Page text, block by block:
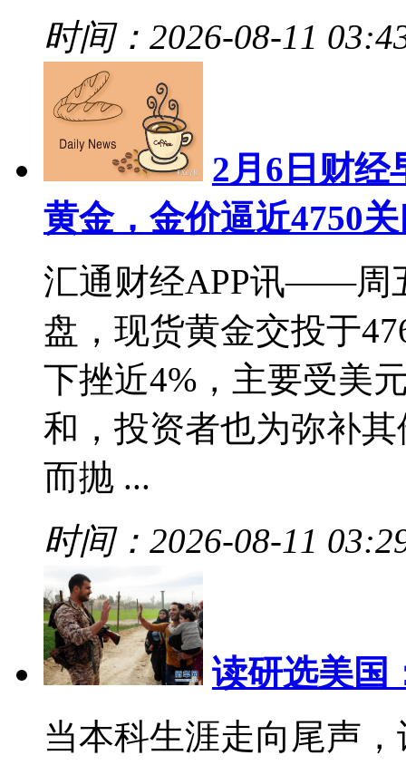
时间：2026-08-11
2月6日财经
黄金，金价逼近4750
汇通财经APP讯——周
盘，现货黄金交投于
下挫近4%，主要受美
和，投资者也为弥补
而抛 ...
时间：2026-08-11
读研选美国
当本科生涯走向尾声